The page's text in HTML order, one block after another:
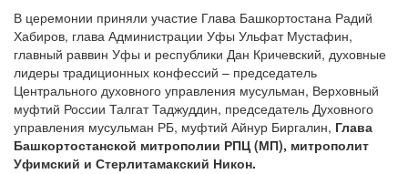
В церемонии приняли участие Глава Башкортостана Радий
Хабиров, глава Администрации Уфы Ульфат Мустафин,
главный раввин Уфы и республики Дан Кричевский, духовные
лидеры традиционных конфессий – председатель
Центрального духовного управления мусульман, Верховный
муфтий России Талгат Таджуддин, председатель Духовного
управления мусульман РБ, муфтий Айнур Биргалин, Глава
Башкортостанской митрополии РПЦ (МП), митрополит
Уфимский и Стерлитамакский Никон.